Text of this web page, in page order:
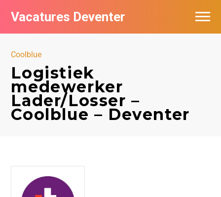
Vacatures Deventer
Coolblue
Logistiek
medewerker
Lader/Losser –
Coolblue – Deventer
Vacatures per bedrijf in Deventer
Nieuwsbrief feed